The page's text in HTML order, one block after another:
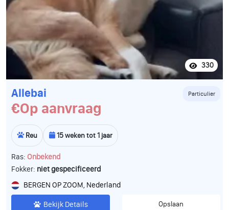
330
Allebai Particulier
€Op aanvraag
Reu 15 weken tot 1 jaar
Ras: Onbekend
Fokker: niet gespecificeerd
BERGEN OP ZOOM, Nederland
Bekijk Details Opslaan